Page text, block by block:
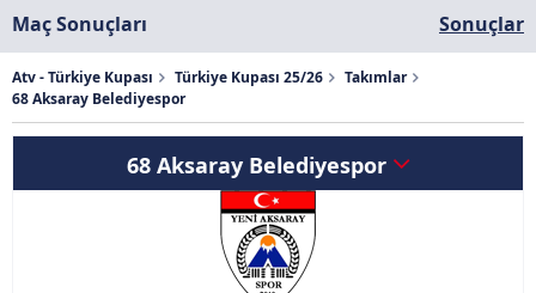
Maç Sonuçları Sonuçlar
Atv - Türkiye Kupası Türkiye Kupası 25/26
Takımlar
68 Aksaray Belediyespor
68 Aksaray Belediyespor